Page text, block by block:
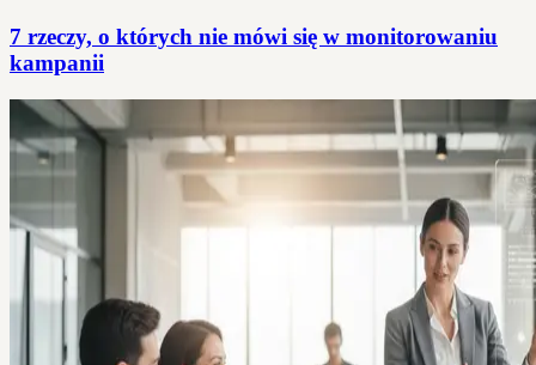
7 rzeczy, o których nie mówi się w monitorowaniu
kampanii